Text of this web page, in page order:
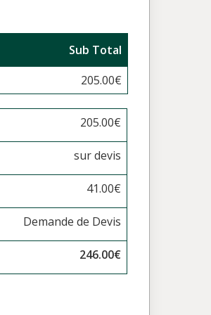
Sub Total
205.00€
205.00€
sur devis
41.00€
Demande de Devis
246.00€